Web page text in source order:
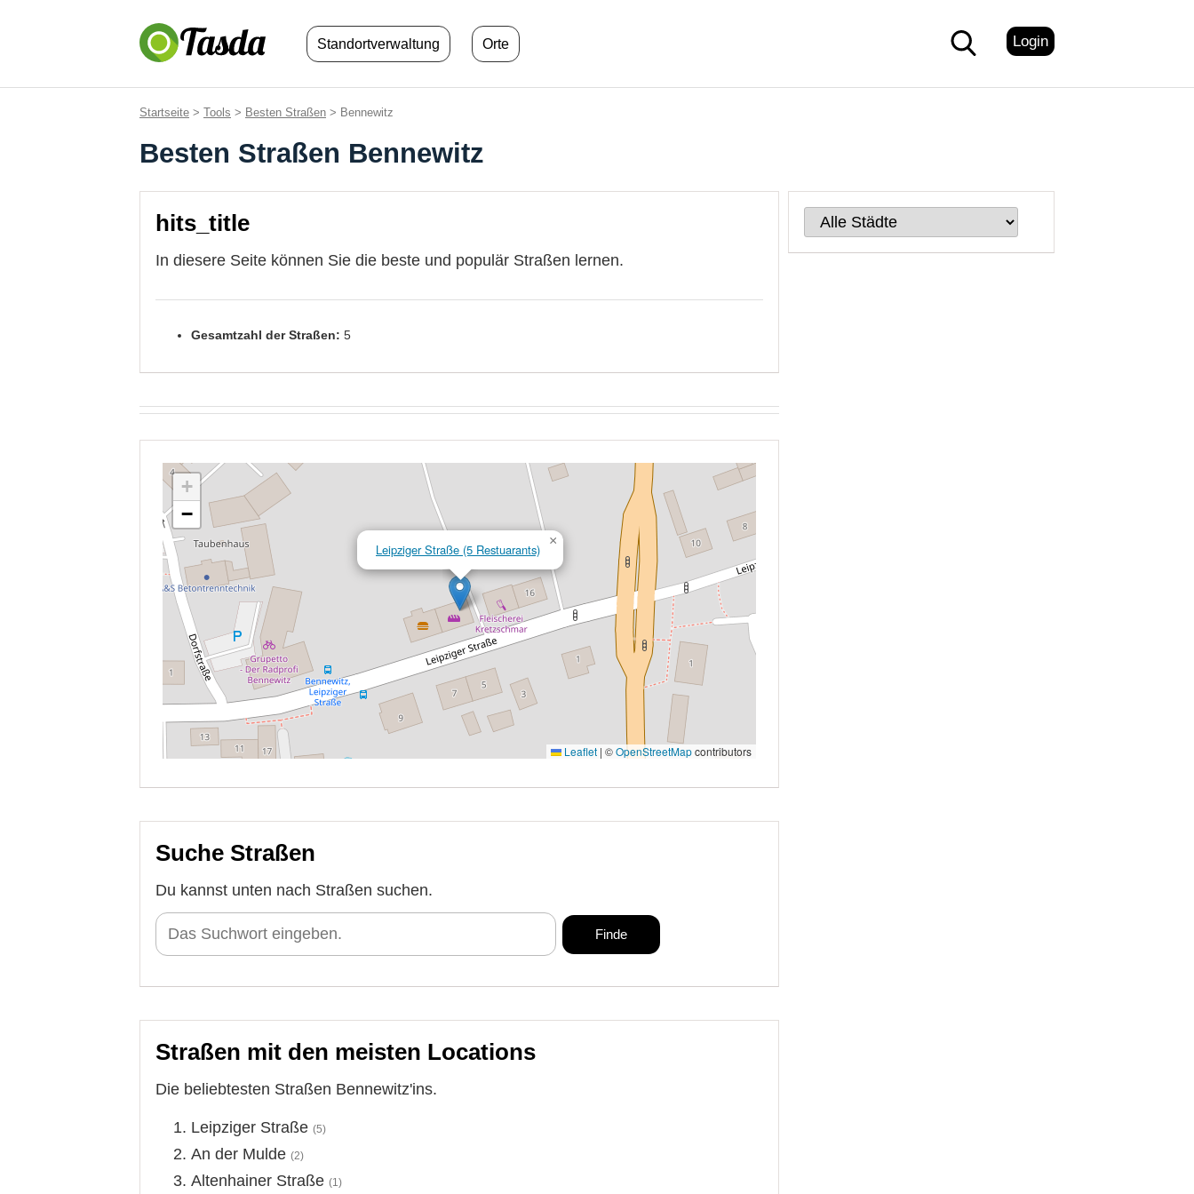
Login
Standortverwaltung Orte
Startseite > Tools > Besten Straßen > Bennewitz
Besten Straßen Bennewitz
hits_title
In diesere Seite können Sie die beste und populär Straßen lernen.
Gesamtzahl der Straßen: 5
Suche Straßen
Du kannst unten nach Straßen suchen.
Straßen mit den meisten Locations
Die beliebtesten Straßen Bennewitz'ins.
Leipziger Straße (5)
An der Mulde (2)
Altenhainer Straße (1)